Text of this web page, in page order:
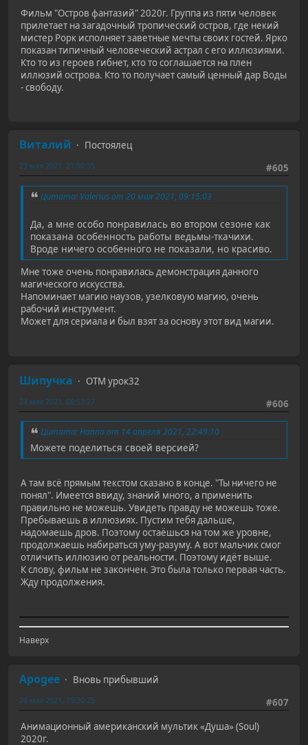
Фильм "Остров фантазий" 2020г. Группа из пяти человек
прилетает на загадочный тропический остров, где некий
мистер Рорк исполняет заветные мечты своих гостей. Ярко
показан типичный человеческий астрал с его иллюзиями.
Кто то из героев гибнет, кто то соглашается на плен
иллюзий острова. Кто то получает самый ценный дар Воды
- свободу.
Виталий
Постоялец
#605
23 мая 2021, 21:50:35
Цитата: Valerius от 20 мая 2021, 09:15:03
Да, а мне особо понравилась во втором сезоне как
показана особенность работы ведьмы-ткачихи.
Вроде ничего особенного не показали, но красиво.
Мне тоже очень понравилась демонстрация данного
магического искусства.
Напоминает магию наузов, узелковую магию, очень
рабочий инструмент.
Может для сериала и был взят за основу этот вид магии.
Шипучка
ОТМ урок32
#606
24 мая 2021, 08:53:27
Цитата: Hanna от 14 апреля 2021, 22:49:10
Можете поделиться своей версией?
А там всё прямым текстом сказано в конце. "Ты ничего не
понял". Имеется ввиду, знаний много, а применить
правильно не можешь. Увидеть правду не можешь тоже.
Пребываешь в иллюзиях. Пустим тебя дальше,
надомаешь дров. Поэтому остаёшься на том же уровне,
продолжаешь набираться уму-разуму. А вот мальчик смог
отличить иллюзию от реальности. Поэтому идёт выше.
К слову, фильм не закончен. Это была только первая часть.
Жду продолжения.
Наверх
Apogee
Вновь прибывший
#607
28 мая 2021, 19:30:25
Анимационный американский мультик «Душа» (Soul)
2020г.